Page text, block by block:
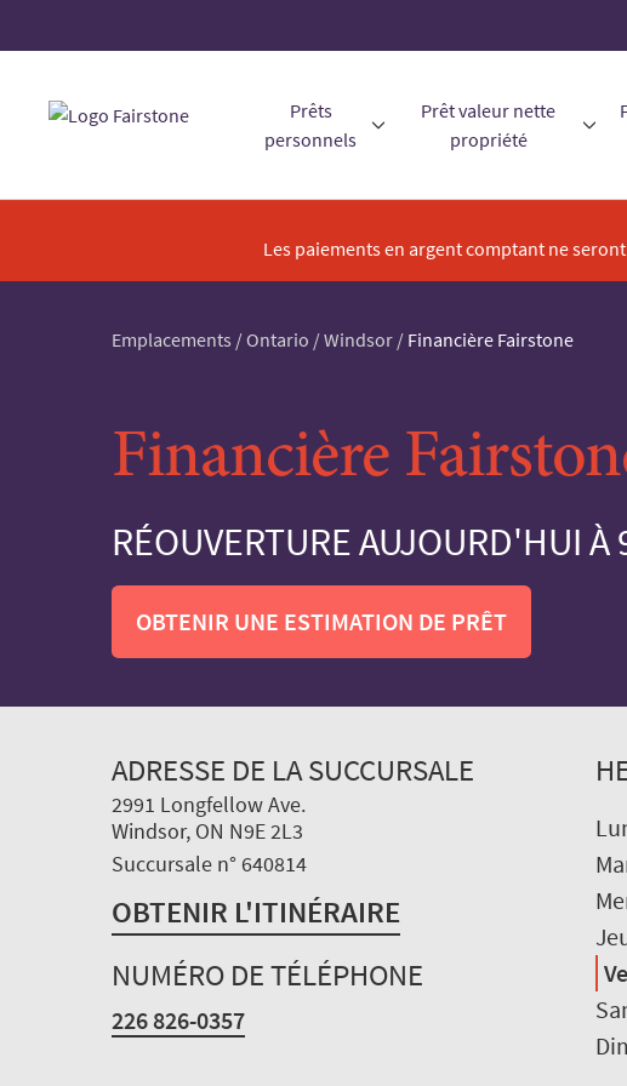
Prêts
personnels
Prêt valeur nette
propriété
Les paiements en argent comptant ne
Emplacements /Ontario /Windsor / Financière Fairstone
Financière
RÉOUVERTURE AUJOURD'HUI À
OBTENIR UNE ESTIMATION DE PRÊT
ADRESSE DE LA SUCCURSALE
2991 Longfellow Ave.
Windsor, ON N9E 2L3
Succursale n° 640814
OBTENIR L'ITINÉRAIRE
NUMÉRO DE TÉLÉPHONE
226 826-0357